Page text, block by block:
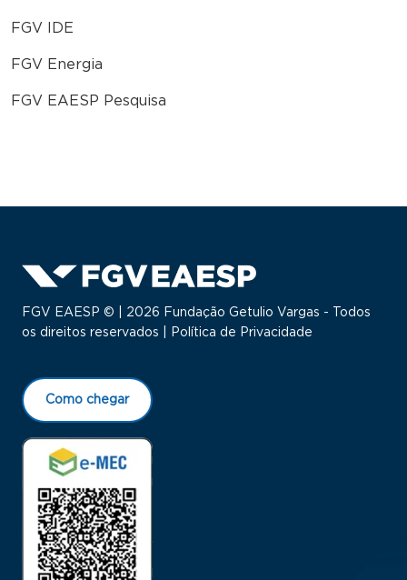
FGV IDE
FGV Energia
FGV EAESP Pesquisa
FGV EAESP © | 2026 Fundação Getulio Vargas - Todos
os direitos reservados |
Política de Privacidade
Como chegar